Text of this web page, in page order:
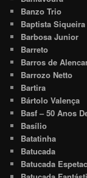
Banzo Trio
Baptista Siqueira
Barbosa Junior
Barreto
Barros de
Barrozo Netto
Bartira
Bártolo Valença
Basf – 50 Anos
Basílio
Batatinha
Batucada
Batucada